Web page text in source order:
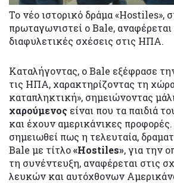
Το νέο ιστορικό δράμα «Hostiles»,
πρωταγωνιστεί ο Bale, αναφέρεται
διαφυλετικές σχέσεις στις ΗΠΑ.
Καταλήγοντας, ο Bale εξέφρασε
τις ΗΠΑ, χαρακτηρίζοντας τη
καταπληκτική», σημειώνοντας
χαρούμενος είναι που τα παιδιά
και έχουν αμερικάνικες προφορές.
σημειωθεί πως η τελευταία,
Bale με τίτλο«Hostiles», για την
τη συνέντευξη, αναφέρεται στις
λευκών και αυτόχθονων